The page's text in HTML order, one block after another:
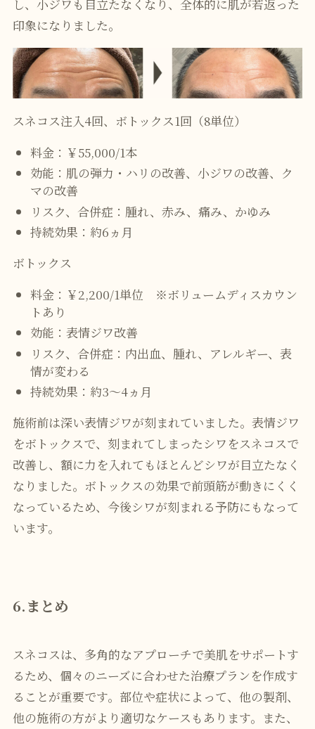
し、小ジワも目立たなくなり、全体的に肌が若返った
印象になりました。
スネコス注入4回、ボトックス1回（8単位）
料金：￥55,000/1本
効能：肌の弾力・ハリの改善、小ジワの改善、ク
マの改善
リスク、合併症：腫れ、赤み、痛み、かゆみ
持続効果：約6ヵ月
ボトックス
料金：￥2,200/1単位 ※ボリュームディスカウン
トあり
効能：表情ジワ改善
リスク、合併症：内出血、腫れ、アレルギー、表
情が変わる
持続効果：約3～4ヵ月
施術前は深い表情ジワが刻まれていました。表情ジワ
をボトックスで、刻まれてしまったシワをスネコスで
改善し、額に力を入れてもほとんどシワが目立たなく
なりました。ボトックスの効果で前頭筋が動きにくく
なっているため、今後シワが刻まれる予防にもなって
います。
6.まとめ
スネコスは、多角的なアプローチで美肌をサポートす
るため、個々のニーズに合わせた治療プランを作成す
ることが重要です。部位や症状によって、他の製剤、
他の施術の方がより適切なケースもあります。また、